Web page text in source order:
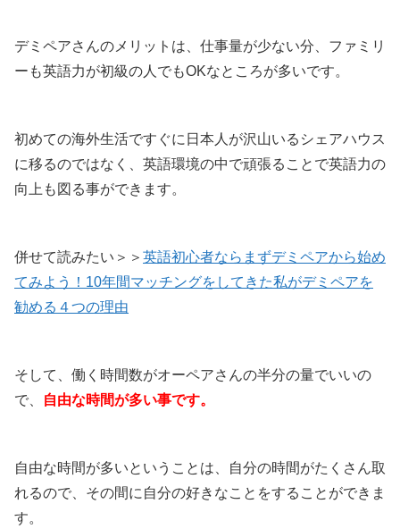
デミペアさんのメリットは、仕事量が少ない分、ファミリ
ーも英語力が初級の人でもOKなところが多いです。
初めての海外生活ですぐに日本人が沢山いるシェアハウス
に移るのではなく、英語環境の中で頑張ることで英語力の
向上も図る事ができます。
併せて読みたい＞＞ 英語初心者ならまずデミペアから始め
てみよう！10年間マッチングをしてきた私がデミペアを
勧める４つの理由
そして、働く時間数がオーペアさんの半分の量でいいの
で、
自由な時間が多い事です。
自由な時間が多いということは、自分の時間がたくさん取
れるので、その間に自分の好きなことをすることができま
す。